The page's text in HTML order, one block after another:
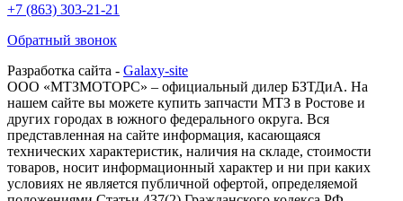
+7 (863) 303-21-21
Обратный звонок
Разработка сайта - Galaxy-site
ООО «МТЗМОТОРС» – официальный дилер БЗТДиА. На
нашем сайте вы можете купить запчасти МТЗ в Ростове и
других городах в южного федерального округа. Вся
представленная на сайте информация, касающаяся
технических характеристик, наличия на складе, стоимости
товаров, носит информационный характер и ни при каких
условиях не является публичной офертой, определяемой